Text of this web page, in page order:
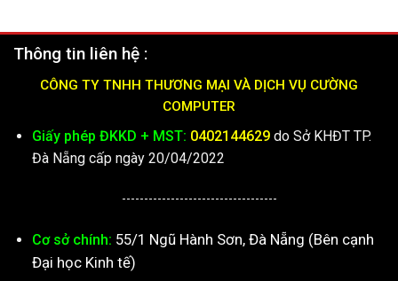
Thông tin liên hệ :
CÔNG TY TNHH THƯƠNG MẠI VÀ DỊCH VỤ CƯỜNG
COMPUTER
Giấy phép ĐKKD + MST: 0402144629do Sở KHĐT TP.
Đà Nẵng cấp ngày 20/04/2022
-----------------------------------
Cơ sở chính: 55/1 Ngũ Hành Sơn, Đà Nẵng (Bên cạnh
Đại học Kinh tế)